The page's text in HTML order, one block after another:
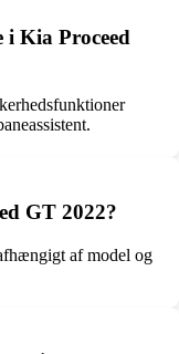
i Kia Proceed
GT 2022?
af model og